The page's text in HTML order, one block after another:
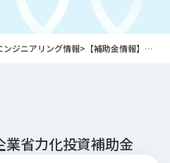
ンジニアリング情報> 【補助金情報】中小企業省力化投資補助金
業省力化投資補助金